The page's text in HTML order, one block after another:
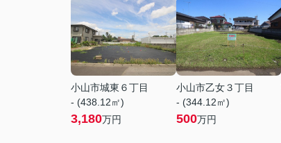
小山市城東６丁目
- (438.12㎡)
3,180万円
小山市乙女３丁目
- (344.12㎡)
500万円